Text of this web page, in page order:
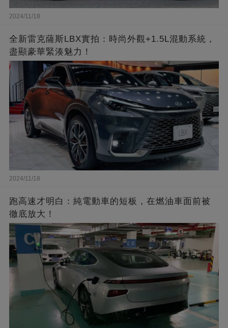
2024/11/18
全新雷克薩斯LBX實拍：時尚外觀+1.5L混動系統，
盡顯豪華緊湊魅力！
2024/11/18
跑高速才明白：純電動車的短板，在燃油車面前被
徹底放大！